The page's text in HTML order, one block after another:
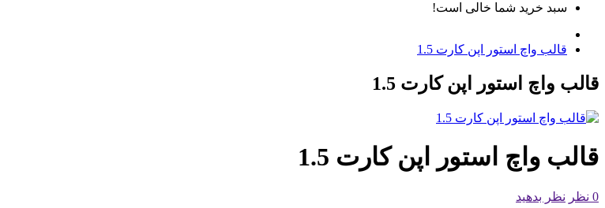
سبد خرید شما خالی است!
قالب واچ استور اپن کارت 1.5
قالب واچ استور اپن کارت 1.5
قالب واچ استور اپن کارت 1.5
0 نظر نظر بدهید